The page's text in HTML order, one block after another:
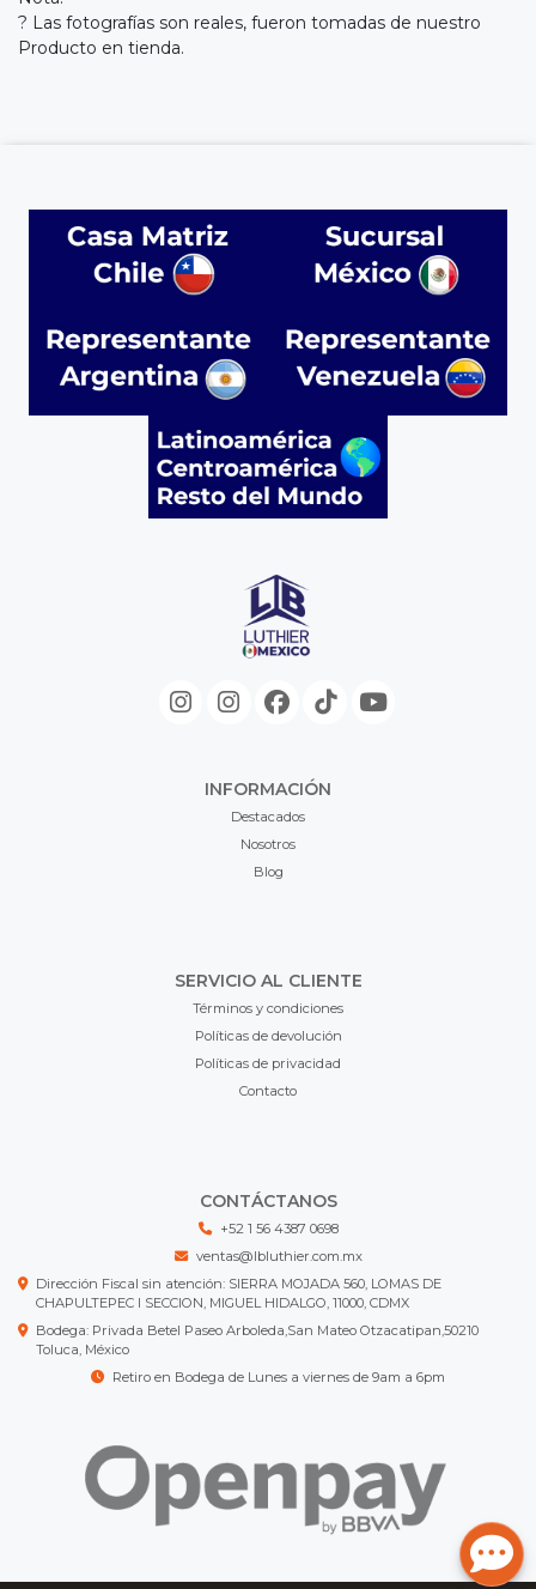
? Las fotografías son reales, fueron tomadas de nuestro
Producto en tienda.
INFORMACIÓN
Destacados
Nosotros
Blog
SERVICIO AL CLIENTE
Términos y condiciones
Políticas de devolución
Políticas de privacidad
Contacto
CONTÁCTANOS
+52 1 56 4387 0698
ventas@lbluthier.com.mx
Dirección Fiscal sin atención: SIERRA MOJADA 560, LOMAS DE
CHAPULTEPEC I SECCION, MIGUEL HIDALGO, 11000, CDMX
Bodega: Privada Betel Paseo Arboleda,San Mateo Otzacatipan,50210
Toluca, México
Retiro en Bodega de Lunes a viernes de 9am a 6pm